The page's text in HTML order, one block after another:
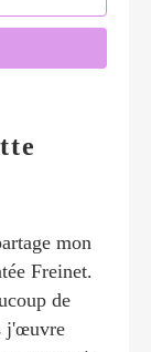
mon
Freinet.
de
j'œuvre